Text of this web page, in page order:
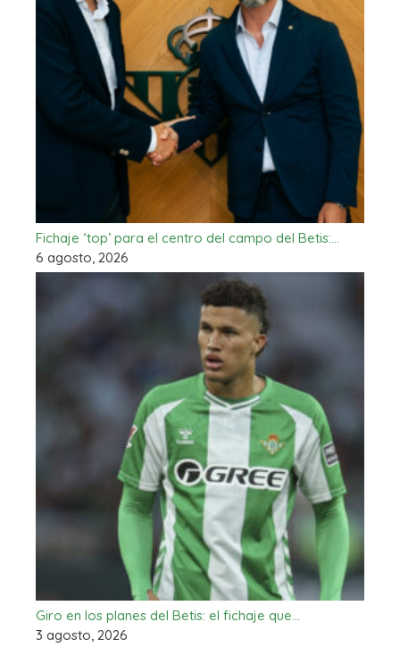
Fichaje ‘top’ para el centro del campo del Betis:…
6 agosto, 2026
Giro en los planes del Betis: el fichaje que…
3 agosto, 2026